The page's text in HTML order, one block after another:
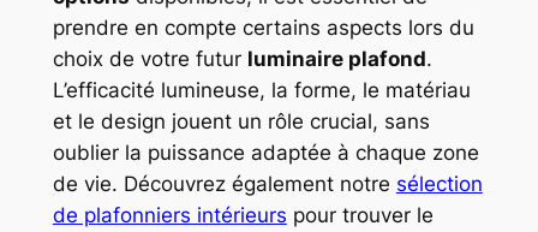
prendre en compte certains aspects lors du
choix de votre futur luminaire plafond.
L’efficacité lumineuse, la forme, le matériau
et le design jouent un rôle crucial, sans
oublier la puissance adaptée à chaque zone
de vie. Découvrez également notre sélection
de plafonniers intérieurs pour trouver le